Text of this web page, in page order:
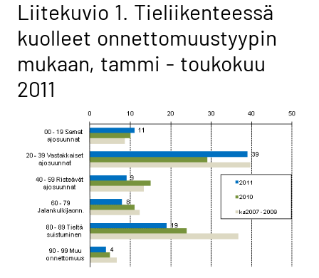
Liitekuvio 1. Tieliikenteessä
kuolleet onnettomuustyypin
mukaan, tammi - toukokuu
2011